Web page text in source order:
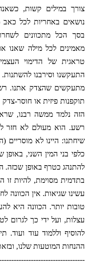
צורך במילים קשות,
נושאים באחריות לכל כאב
בסך הכל מתכוונים
מאמינים לכל מילה שאנו
טראגית של הדימוי
התעקשנו וסירבנו
מתעקשים שהצדק אתנו.
תוקפנות פיזית או חוסר-
הזה נלמד ממשה רבנו,
רשע. הוא מעולם לא חזר
שיחתנו: היינו לא מוסריים
כלפי בני המין השני,
להתנהג כטרף באופן שכזה.
בתדמית מסוימת, להיות זו
עשינו שגיאות. אין הכוונה
טובות יותר. הכוונה היא
עצלות, ועל ידי כך לגרום
להוסיף וללמוד עוד ועוד.
ההנחות המוטעות שלנו,